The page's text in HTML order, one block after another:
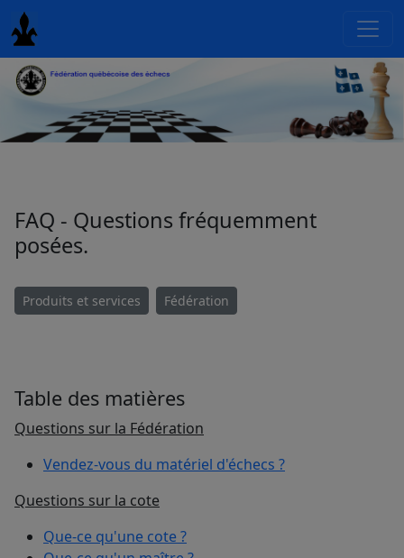
FAQ - Questions fréquemment
posées.
Produits et services Fédération
Table des matières
Questions sur la Fédération
Vendez-vous du matériel d'échecs ?
Questions sur la cote
Que-ce qu'une cote ?